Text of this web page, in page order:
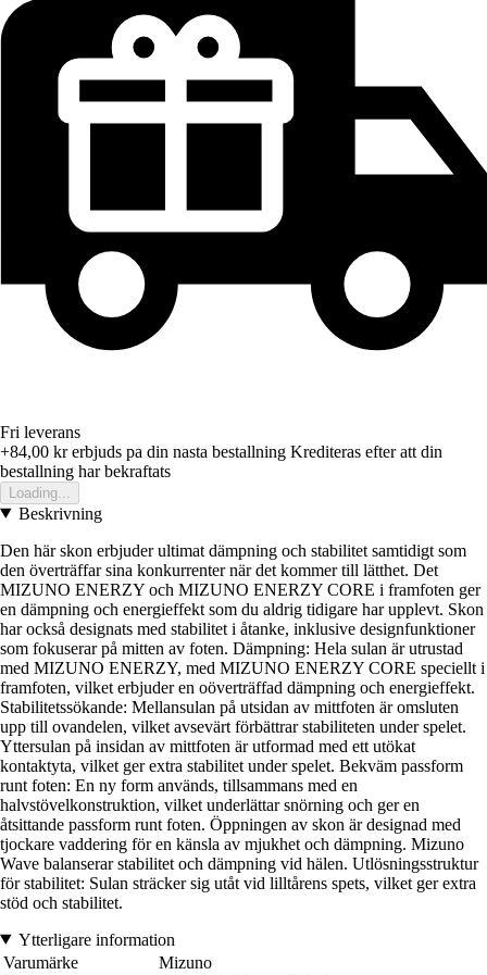
Fri leverans
+84,00 krerbjuds pa din nasta bestallning Krediteras efter att din
bestallning har bekraftats
Loading...
Beskrivning
Den här skon erbjuder ultimat dämpning och stabilitet samtidigt som
den överträffar sina konkurrenter när det kommer till lätthet. Det
MIZUNO ENERZY och MIZUNO ENERZY CORE i framfoten ger
en dämpning och energieffekt som du aldrig tidigare har upplevt. Skon
har också designats med stabilitet i åtanke, inklusive designfunktioner
som fokuserar på mitten av foten. Dämpning: Hela sulan är utrustad
med MIZUNO ENERZY, med MIZUNO ENERZY CORE speciellt i
framfoten, vilket erbjuder en oöverträffad dämpning och energieffekt.
Stabilitetssökande: Mellansulan på utsidan av mittfoten är omsluten
upp till ovandelen, vilket avsevärt förbättrar stabiliteten under spelet.
Yttersulan på insidan av mittfoten är utformad med ett utökat
kontaktyta, vilket ger extra stabilitet under spelet. Bekväm passform
runt foten: En ny form används, tillsammans med en
halvstövelkonstruktion, vilket underlättar snörning och ger en
åtsittande passform runt foten. Öppningen av skon är designad med
tjockare vaddering för en känsla av mjukhet och dämpning. Mizuno
Wave balanserar stabilitet och dämpning vid hälen. Utlösningsstruktur
för stabilitet: Sulan sträcker sig utåt vid lilltårens spets, vilket ger extra
stöd och stabilitet.
Ytterligare information
Varumärke
Mizuno